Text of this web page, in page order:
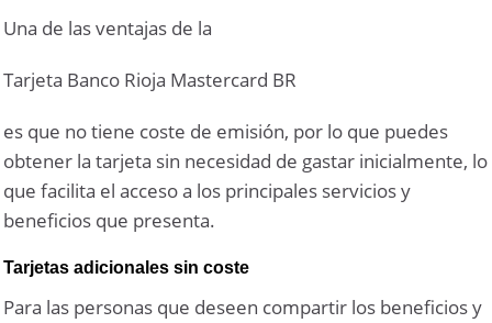
Una de las ventajas de la
Tarjeta Banco Rioja Mastercard BR
es que no tiene coste de emisión, por lo que puedes
obtener la tarjeta sin necesidad de gastar inicialmente, lo
que facilita el acceso a los principales servicios y
beneficios que presenta.
Tarjetas adicionales sin coste
Para las personas que deseen compartir los beneficios y